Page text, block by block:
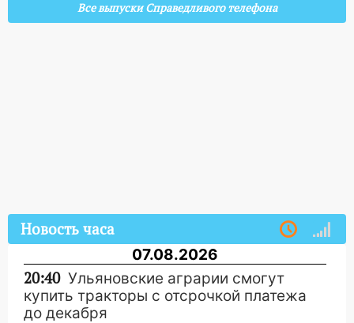
Все выпуски Справедливого телефона
Новость часа
07.08.2026
20:40 Ульяновские аграрии смогут
купить тракторы с отсрочкой платежа
до декабря